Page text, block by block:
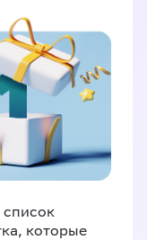
список
которые